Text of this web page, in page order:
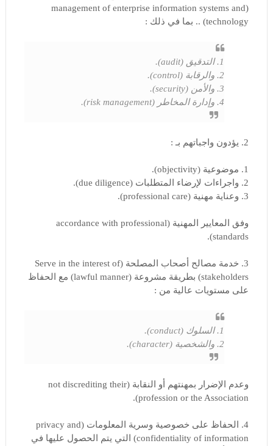
(management of enterprise information systems and
technology) .. بما في ذلك :
1. التدقيق (audit).
2. والرقابة (control).
3. والأمن (security).
4. وإدارة المخاطر (risk management).
2. يؤدون واجباتهم بـ :
1. موضوعية (objectivity).
2. واجراءات لإرضاء المتطلبات (due diligence).
3. وعناية مهنية (professional care).
وفق المعايير المهنية (accordance with professional
standards).
3. خدمة مصالح أصحاب المصلحة (Serve in the interest of
stakeholders) بطريقة مشروعة (lawful manner) مع الحفاظ
على مستويات عالية من :
1. السلوك (conduct).
2. والشخصية (character).
وعدم الإضرار بمهنتهم أو النقابة (not discrediting their
profession or the Association).
4. الحفاظ على خصوصية وسرية المعلومات (privacy and
confidentiality of information) التي يتم الحصول عليها في